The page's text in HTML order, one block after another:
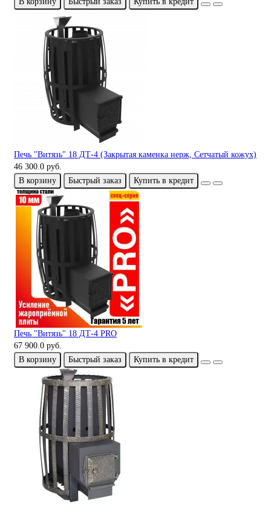
Печь "Витязь" 18 ДТ-4 (Закрытая каменка нерж, Сетчатый кожух)
46 300.0 руб.
В корзину
Быстрый заказ Купить в кредит
Печь "Витязь" 18 ДТ-4 PRO
67 900.0 руб.
В корзину
Быстрый заказ Купить в кредит